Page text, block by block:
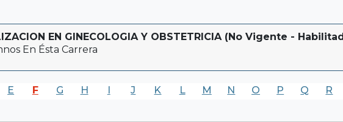
EN GINECOLOGIA Y OBSTETRICIA (No Vigente -
En Ésta Carrera
E F G H I J K L M N O P Q R